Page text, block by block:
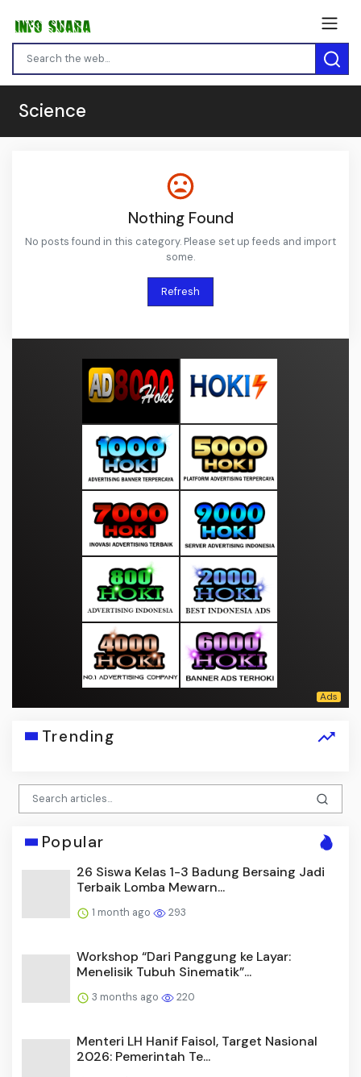
Science
Nothing Found
No posts found in this category. Please set up feeds and import
some.
Refresh
Trending
Popular
26 Siswa Kelas 1-3 Badung Bersaing Jadi
Terbaik Lomba Mewarn...
1 month ago 293
Workshop “Dari Panggung ke Layar:
Menelisik Tubuh Sinematik”...
3 months ago 220
Menteri LH Hanif Faisol, Target Nasional
2026: Pemerintah Te...